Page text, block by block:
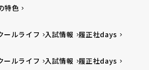
特色
ールライフ 入試情報 履正社days
ールライフ 入試情報 履正社days